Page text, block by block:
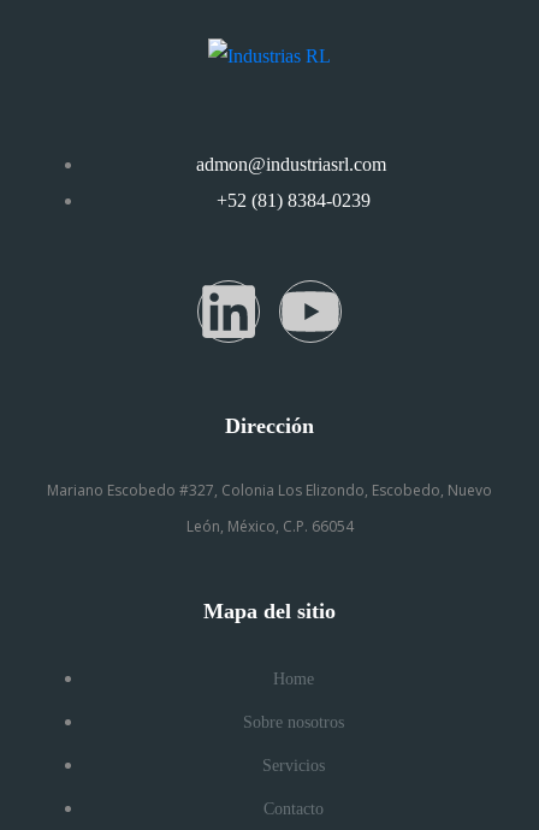
admon@industriasrl.com
+52 (81) 8384-0239
Dirección
Mariano Escobedo #327, Colonia Los Elizondo, Escobedo, Nuevo
León, México, C.P. 66054
Mapa del sitio
Home
Sobre nosotros
Servicios
Contacto